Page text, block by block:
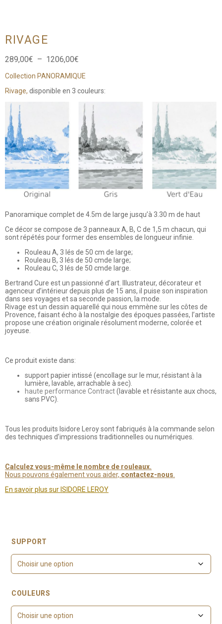
RIVAGE
289,00€ – 1206,00€
prix :
289,00€
à
1206,00€
Collection PANORAMIQUE
Rivage, disponible en 3 couleurs:
Panoramique complet de 4.5m de large jusqu’à 3.30 m de haut
Ce décor se compose de 3 panneaux A, B, C de 1,5 m chacun, qui
sont répétés pour former des ensembles de longueur infinie.
Rouleau A, 3 lés de 50 cm de large;
Rouleau B, 3 lés de 50 cmde large;
Rouleau C, 3 lés de 50 cmde large.
Bertrand Cure est un passionné d’art. Illustrateur, décorateur et
agenceur d’intérieur depuis plus de 15 ans, il puise son inspiration
dans ses voyages et sa seconde passion, la mode.
Rivage est un dessin aquarellé qui nous emmène sur les côtes de
Provence, faisant écho à la nostalgie des époques passées, l’artiste
propose une création originale résolument moderne, colorée et
joyeuse.
Ce produit existe dans:
support papier intissé (encollage sur le mur, résistant à la
lumière, lavable, arrachable à sec).
haute performance Contract(lavable et résistante aux chocs,
sans PVC).
Tous les produits Isidore Leroy sont fabriqués à la commande selon
des techniques d’impressions traditionnelles ou numériques.
Calculez vous-même le nombre de rouleaux.
Nous pouvons également vous aider, contactez-nous
En savoir plus sur ISIDORE LEROY
SUPPORT
COULEURS